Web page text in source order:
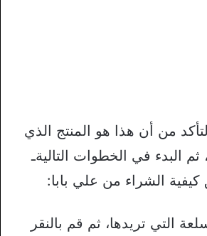
من أن هذا هو المنتج الذي
البدء في الخطوات التاليةـ
الشراء من علي بابا:
التي تريدها، ثم قم بالنقر